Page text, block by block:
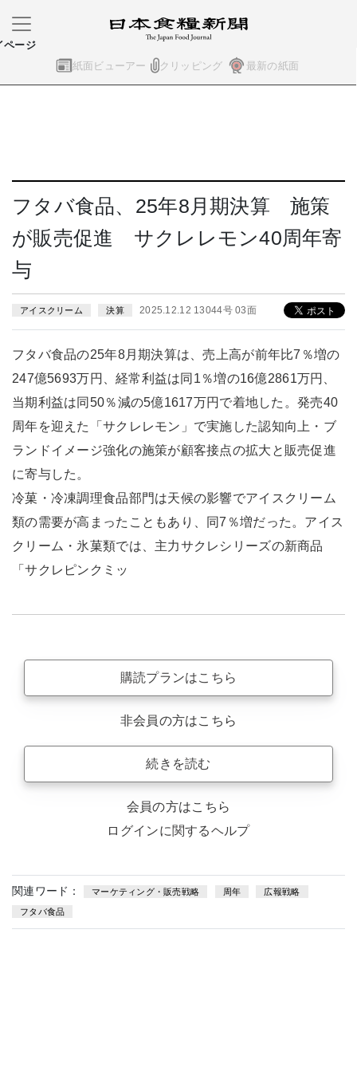
紙面ビューアー クリッピング 最新の紙面
ページ
フタバ食品、25年8月期決算 施策
が販売促進 サクレレモン40周年寄
与
アイスクリーム 決算 2025.12.12 13044号 03面
フタバ食品の25年8月期決算は、売上高が前年比7％増の
247億5693万円、経常利益は同1％増の16億2861万円、
当期利益は同50％減の5億1617万円で着地した。発売40
周年を迎えた「サクレレモン」で実施した認知向上・ブ
ランドイメージ強化の施策が顧客接点の拡大と販売促進
に寄与した。
冷菓・冷凍調理食品部門は天候の影響でアイスクリーム
類の需要が高まったこともあり、同7％増だった。アイス
クリーム・氷菓類では、主力サクレシリーズの新商品
「サクレピンクミッ
購読プランはこちら
非会員の方はこちら
続きを読む
会員の方はこちら
ログインに関するヘルプ
関連ワード： マーケティング・販売戦略 周年 広報戦略
フタバ食品